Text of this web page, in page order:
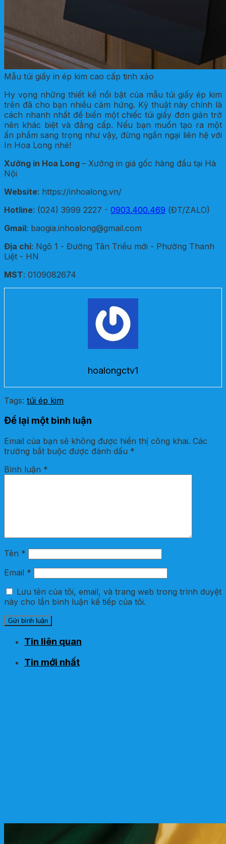
Mẫu túi giấy in ép kim cao cấp tinh xảo
Hy vọng những thiết kế nổi bật của mẫu túi giấy ép kim
trên đã cho bạn nhiều cảm hứng. Kỹ thuật này chính là
cách nhanh nhất để biến một chiếc túi giấy đơn giản trở
nên khác biệt và đẳng cấp. Nếu bạn muốn tạo ra một
ấn phẩm sang trọng như vậy, đừng ngần ngại liên hệ với
In Hoa Long nhé!
Xưởng in Hoa Long – Xưởng in giá gốc hàng đầu tại Hà
Nội
Website: https://inhoalong.vn/
Hotline: (024) 3999 2227 - 0903.400.469 (ĐT/ZALO)
Gmail: baogia.inhoalong@gmail.com
Địa chỉ: Ngõ 1 - Đường Tân Triều mới - Phường Thanh
Liệt - HN
MST: 0109082674
hoalongctv1
Tags: túi ép kim
Để lại một bình luận
Email của bạn sẽ không được hiển thị công khai. Các
trường bắt buộc được đánh dấu *
Bình luận *
Tên *
Email *
Lưu tên của tôi, email, và trang web trong trình duyệt
này cho lần bình luận kế tiếp của tôi.
Tin liên quan
Tin mới nhất